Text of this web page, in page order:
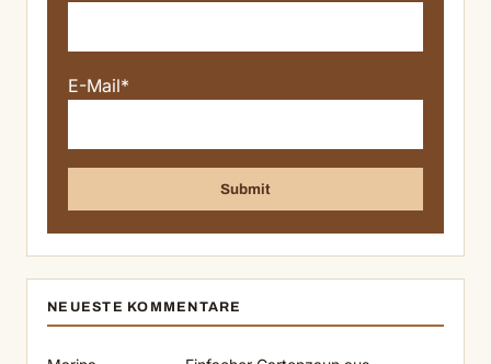
E-Mail*
NEUESTE KOMMENTARE